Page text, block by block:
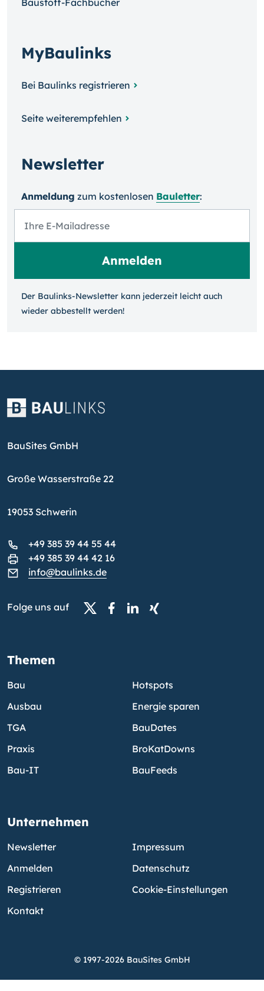
Baustoff-Fachbücher
MyBaulinks
Bei Baulinks registrieren
Seite weiterempfehlen
Newsletter
Anmeldung zum kosten­losen Bauletter:
Der Baulinks-Newsletter kann jeder­zeit leicht auch
wieder ab­bestellt werden!
BauSites GmbH
Große Wasserstraße 22
19053 Schwerin
+49 385 39 44 55 44
+49 385 39 44 42 16
info@baulinks.de
Folge uns auf
Themen
Bau
Ausbau
TGA
Praxis
Bau-IT
Hotspots
Energie sparen
BauDates
BroKatDowns
BauFeeds
Unternehmen
Newsletter
Anmelden
Registrieren
Kontakt
Impressum
Datenschutz
Cookie-Einstellungen
© 1997-2026 BauSites GmbH